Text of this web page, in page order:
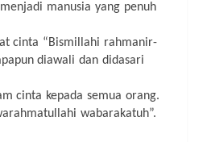
manusia yang penuh
cinta “Bismillahi rahmanir-
diawali dan didasari
kepada semua orang.
wabarakatuh”.